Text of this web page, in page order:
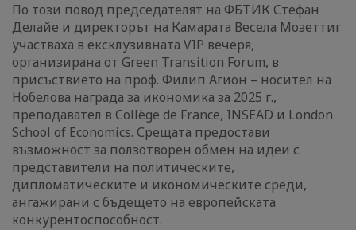
По този повод председателят на ФБТИК Стефан
Делайе и директорът на Камарата Весела Мозеттиг
участваха в ексклузивната VIP вечеря,
организирана от Green Transition Forum, в
присъствието на проф. Филип Агион – носител на
Нобелова награда за икономика за 2025 г.,
преподавател в Collège de France, INSEAD и London
School of Economics. Срещата предостави
възможност за ползотворен обмен на идеи с
представители на политическите,
дипломатическите и икономическите среди,
ангажирани с бъдещето на европейската
конкурентоспособност.